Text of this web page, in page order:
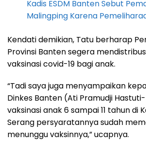
Kadis ESDM Banten Sebut
Malingping Karena
Kendati demikian, Tatu berharap
Provinsi Banten segera
vaksinasi covid-19 bagi anak.
“Tadi saya juga menyampaikan
Dinkes Banten (Ati Pramudji
vaksinasi anak 6 sampai 11 tahun di
Serang persyaratannya sudah
menunggu vaksinnya,” ucapnya.